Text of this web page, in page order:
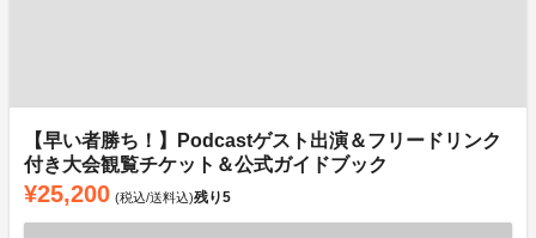
【早い者勝ち！】Podcastゲスト出演＆フリードリンク
付き大会観覧チケット＆公式ガイドブック
¥25,200 (税込/送料込)残り5